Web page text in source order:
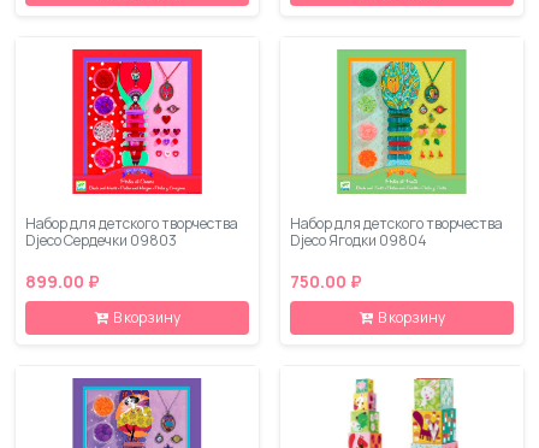
Набор для детского творчества
Djeco Сердечки 09803
899.00 ₽
В корзину
Набор для детского творчества
Djeco Ягодки 09804
750.00 ₽
В корзину